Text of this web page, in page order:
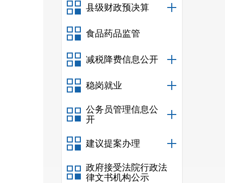
县级财政预决算
食品药品监管
减税降费信息公开
稳岗就业
公务员管理信息公
开
建议提案办理
政府接受法院行政法
律文书机构公示